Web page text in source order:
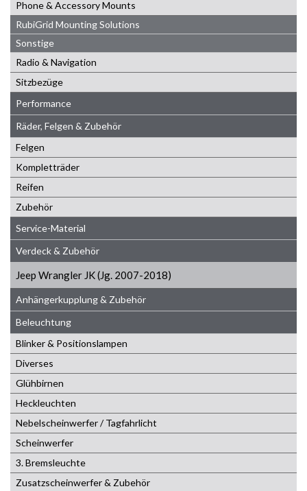
Phone & Accessory Mounts
RubiGrid Mounting Solutions
Sonstige
Radio & Navigation
Sitzbezüge
Performance
Räder, Felgen & Zubehör
Felgen
Kompletträder
Reifen
Zubehör
Service-Material
Verdeck & Zubehör
Jeep Wrangler JK (Jg. 2007-2018)
Anhängerkupplung & Zubehör
Beleuchtung
Blinker & Positionslampen
Diverses
Glühbirnen
Heckleuchten
Nebelscheinwerfer / Tagfahrlicht
Scheinwerfer
3. Bremsleuchte
Zusatzscheinwerfer & Zubehör